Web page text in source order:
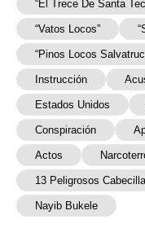
“El Trece De Santa
“Vatos Locos”
“Pinos Locos
Instrucción
Estados Unidos
Conspiración
Actos
13 Peligrosos
Nayib Bukele